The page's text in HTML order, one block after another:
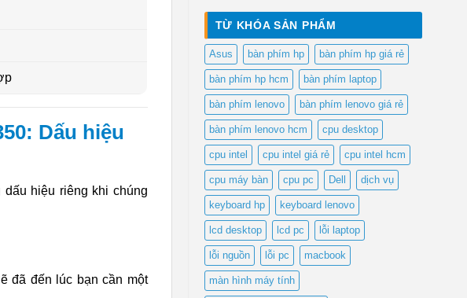
là:
₫250,000.
TỪ KHÓA SẢN PHẨM
Asus bàn phím hp bàn phím hp giá rẻ
bàn phím hp hcm bàn phím laptop
bàn phím lenovo bàn phím lenovo giá rẻ
bàn phím lenovo hcm cpu desktop
cpu intel cpu intel giá rẻ cpu intel hcm
cpu máy bàn cpu pc Dell dịch vụ
keyboard hp keyboard lenovo
lcd desktop lcd pc lỗi laptop
lỗi nguồn lỗi pc macbook
màn hình máy tính
Dấu hiệu
hiệu riêng khi chúng
đã đến lúc bạn cần một